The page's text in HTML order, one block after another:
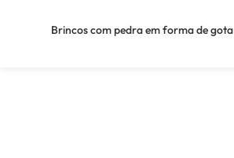
Brincos com pedra em forma de gota